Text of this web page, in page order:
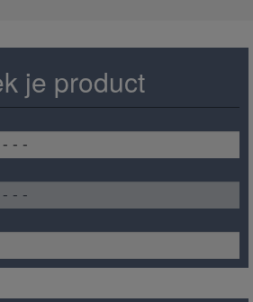
je product